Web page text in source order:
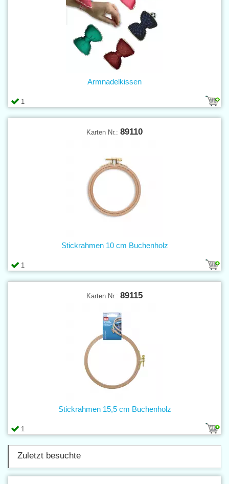
1
Armnadelkissen
Karten Nr.: 89110
1
Stickrahmen 10 cm Buchenholz
Karten Nr.: 89115
1
Stickrahmen 15,5 cm Buchenholz
Zuletzt besuchte